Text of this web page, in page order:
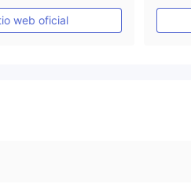
Creación Mercado Forex (MM)
completa de MT4
web oficial